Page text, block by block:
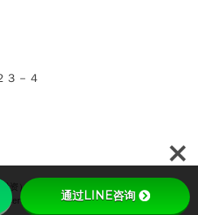
３－４
资）」会讲中文的女性行政书士 All Rights
Reserved.
通过LINE咨询